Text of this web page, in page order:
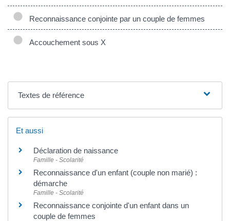
Reconnaissance conjointe par un couple de femmes
Accouchement sous X
Textes de référence
Et aussi
Déclaration de naissance
Famille - Scolarité
Reconnaissance d'un enfant (couple non marié) :
démarche
Famille - Scolarité
Reconnaissance conjointe d'un enfant dans un
couple de femmes